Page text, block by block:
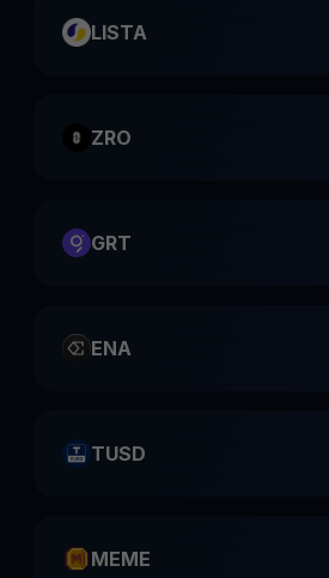
LISTA
ZRO
GRT
ENA
TUSD
MEME